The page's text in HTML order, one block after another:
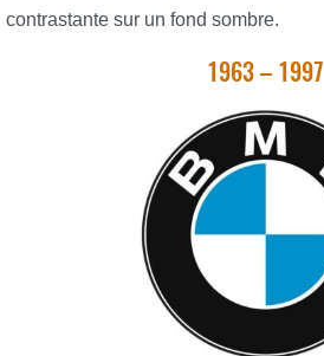
contrastante sur un fond sombre.
1963 – 1997